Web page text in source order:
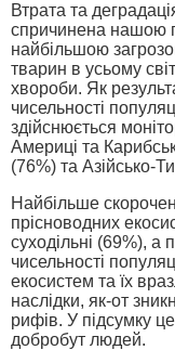
Втрата та
спричинена нашою
найбільшою
тварин в усьому
хвороби. Як
чисельності
здійснюється
Америці та
(76%) та Азійсько-
Найбільше
прісноводних
суходільні (69%),
чисельності
екосистем та їх
наслідки, як-от
рифів. У підсумку
добробут людей.